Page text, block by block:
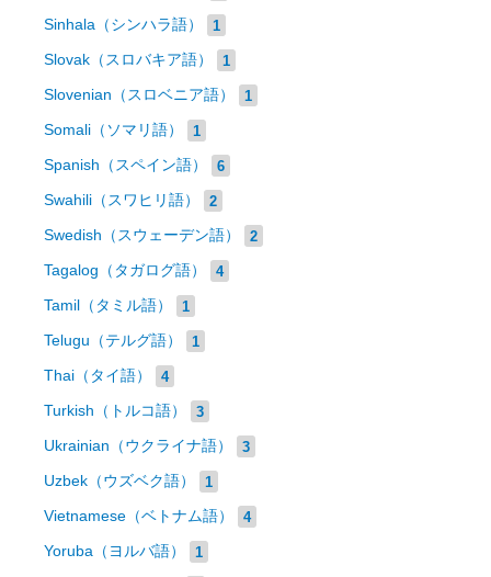
Sinhala（シンハラ語） 1
Slovak（スロバキア語） 1
Slovenian（スロベニア語） 1
Somali（ソマリ語） 1
Spanish（スペイン語） 6
Swahili（スワヒリ語） 2
Swedish（スウェーデン語） 2
Tagalog（タガログ語） 4
Tamil（タミル語） 1
Telugu（テルグ語） 1
Thai（タイ語） 4
Turkish（トルコ語） 3
Ukrainian（ウクライナ語） 3
Uzbek（ウズベク語） 1
Vietnamese（ベトナム語） 4
Yoruba（ヨルバ語） 1